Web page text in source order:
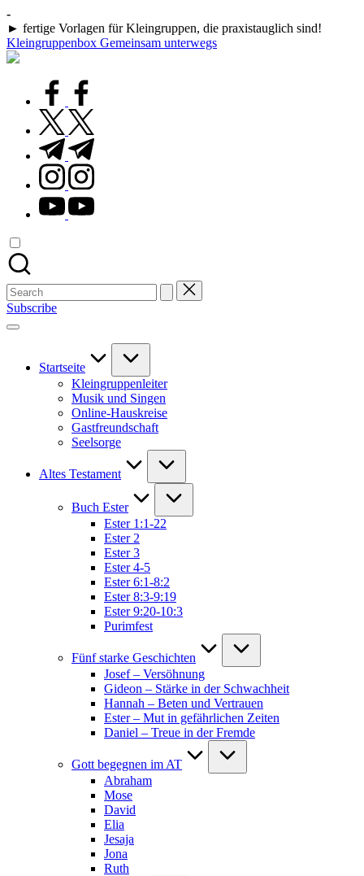
Skip
to
content
-
► fertige Vorlagen für Kleingruppen, die praxistauglich sind!
Kleingruppenbox Gemeinsam unterwegs
Gemeinsam
wachsen,
leben
facebook.com
twitter.com
t.me
instagram.com
youtube.com
Search
for:
Subscribe
Startseite
Kleingruppenleiter
Musik und Singen
Online-Hauskreise
Gastfreundschaft
Seelsorge
Altes Testament
Buch Ester
Ester 1:1-22
Ester 2
Ester 3
Ester 4-5
Ester 6:1-8:2
Ester 8:3-9:19
Ester 9:20-10:3
Purimfest
Fünf starke Geschichten
Josef – Versöhnung
Gideon – Stärke in der Schwachheit
Hannah – Beten und Vertrauen
Ester – Mut in gefährlichen Zeiten
Daniel – Treue in der Fremde
Gott begegnen im AT
Abraham
Mose
David
Elia
Jesaja
Jona
Ruth